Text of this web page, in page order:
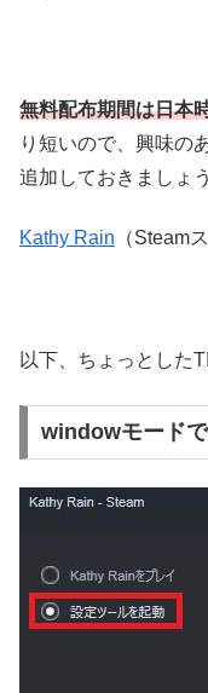
無料配布期間は日本
り短いので、興味の
追加しておきましょう
Kathy Rain （Steam
以下、ちょっとした
windowモード